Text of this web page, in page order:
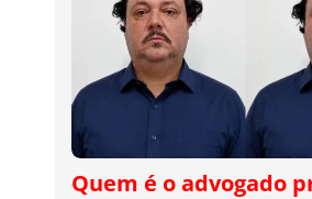
Quem é o advogado